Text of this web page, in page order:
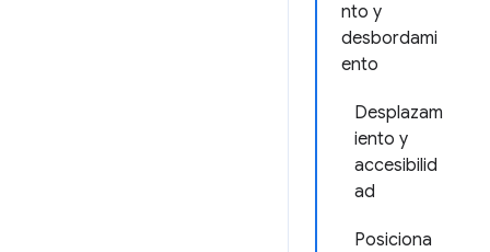
nto y
desbordami
ento
Desplazam
iento y
accesibilid
ad
Posiciona